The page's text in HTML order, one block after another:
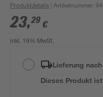
Produktdetails | Artikelnummer:
23,29 €
inkl. 19% MwSt.
Lieferung
Dieses Produkt